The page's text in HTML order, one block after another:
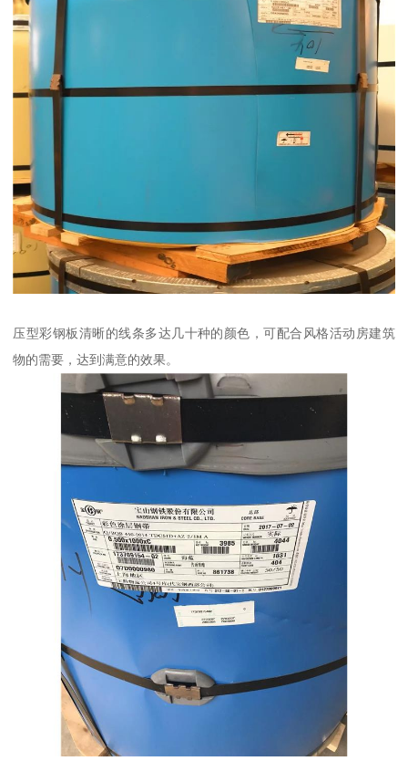
压型彩钢板清晰的线条多达几十种的颜色，可配合风格活动房建筑
物的需要，达到满意的效果。